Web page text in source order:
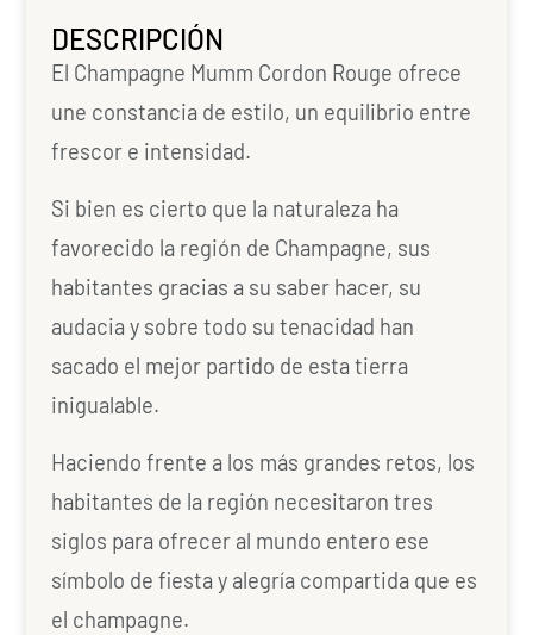
DESCRIPCIÓN
El Champagne Mumm Cordon Rouge ofrece
une constancia de estilo, un equilibrio entre
frescor e intensidad.
Si bien es cierto que la naturaleza ha
favorecido la región de Champagne, sus
habitantes gracias a su saber hacer, su
audacia y sobre todo su tenacidad han
sacado el mejor partido de esta tierra
inigualable.
Haciendo frente a los más grandes retos, los
habitantes de la región necesitaron tres
siglos para ofrecer al mundo entero ese
símbolo de fiesta y alegría compartida que es
el champagne.